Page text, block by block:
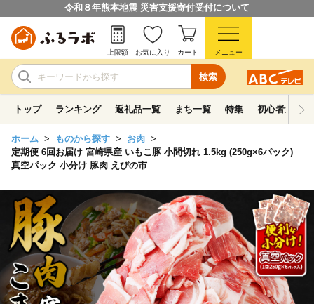
令和８年熊本地震 災害支援寄付受付について
検索
上限額 お気に入り カート メニュー
トップ ランキング 返礼品一覧 まち一覧 特集 初心者ガイド
ホーム ものから探す
お肉
定期便 6回お届け 宮崎県産 いもこ豚 小間切れ 1.5kg (250g×6パック)
真空パック 小分け 豚肉 えびの市